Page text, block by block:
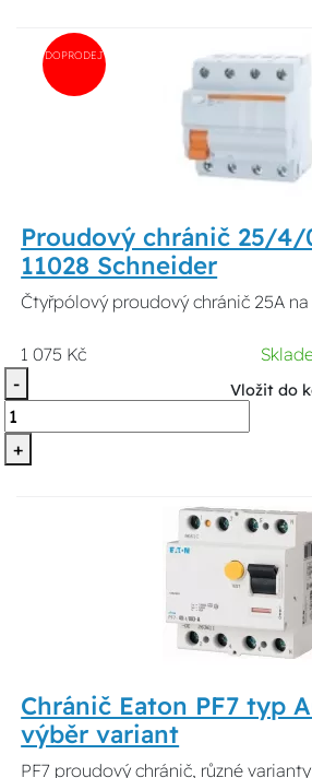
DOPRODEJ
Proudový chránič 25/4/
11028 Schneider
Čtyřpólový proudový chránič 25A
1 075 Kč
-
+
Vložit do
Chránič Eaton PF7 typ
výběr variant
PF7 proudový chránič, různé